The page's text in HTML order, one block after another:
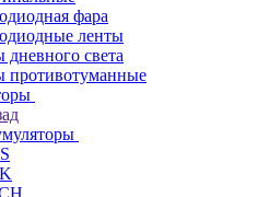
фара
ленты
света
противотуманные